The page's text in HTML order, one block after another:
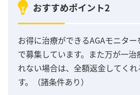
おすすめポイント2
お得に治療ができるAGAモニタ
で募集しています。また万が一治
れない場合は、全額返金してく
す。（諸条件あり）